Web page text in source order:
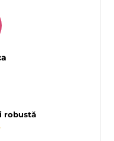
robustă